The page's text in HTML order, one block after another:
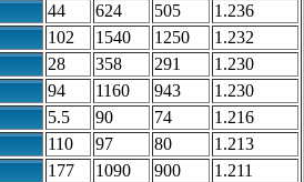
44 624 505 1.236
102 1540 1250 1.232
28 358 291 1.230
94 1160 943 1.230
5.5 90 74 1.216
110 97 80 1.213
177 1090 900 1.211